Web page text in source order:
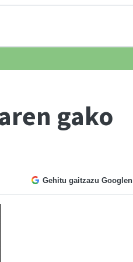
gako
Gehitu gaitzazu Googlen